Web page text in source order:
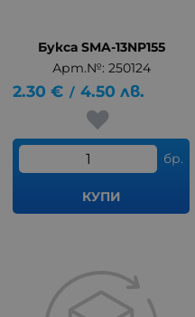
Букса SMA-13NP155
Арт.№: 250124
2.30 € / 4.50 лв.
бр.
КУПИ